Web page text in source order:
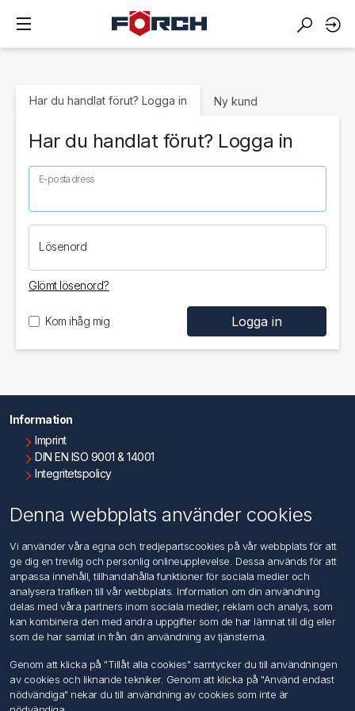
Har du handlat förut? Logga in Ny kund
Har du handlat förut? Logga in
E-postadress
Lösenord
Glömt lösenord?
Kom ihåg mig
Information
Imprint
DIN EN ISO 9001 & 14001
Integritetspolicy
Kontakta oss
Kundtjänst
Sök
Mitt konto
Mina ordrar
Mina adresser
Denna webbplats använder cookies
Vi använder våra egna och tredjepartscookies på vår webbplats för att
ge dig en trevlig och personlig onlineupplevelse. Dessa används för att
anpassa innehåll, tillhandahålla funktioner för sociala medier och
analysera trafiken till vår webbplats. Information om din användning
delas med våra partners inom sociala medier, reklam och analys, som
kan kombinera den med andra uppgifter som de har lämnat till dig eller
som de har samlat in från din användning av tjänsterna.
Genom att klicka på "Tillåt alla cookies" samtycker du till användningen
av cookies och liknande tekniker. Genom att klicka på "Använd endast
nödvändiga" nekar du till användning av cookies som inte är